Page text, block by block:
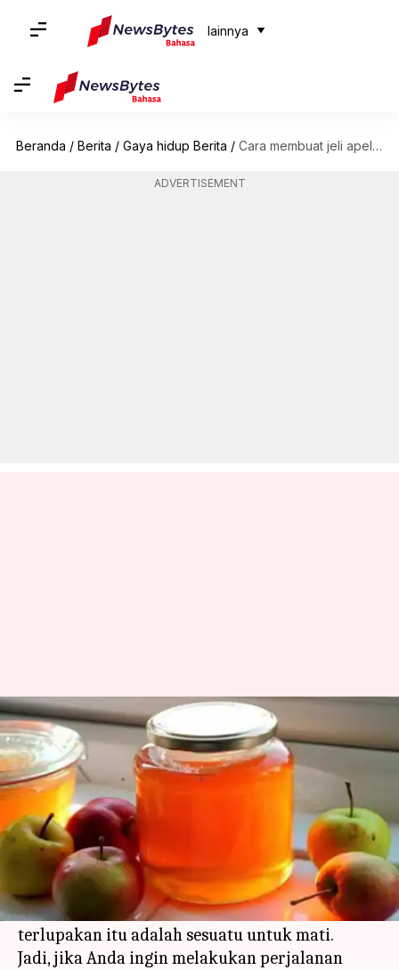
lainnya
Beranda / Berita / Gaya hidup Berita / Cara membuat jeli apel di rumah
ADVERTISEMENT
Cara membuat jeli apel di
rumah
menulis Handoko Apr 13, 2023 11:02 am
Apa ceritanya
Sebagai anak-anak, kita semua menyukai jeli
apel.
Dan mengapa tidak, rasa dan aroma yang tak
terlupakan itu adalah sesuatu untuk mati.
Jadi, jika Anda ingin melakukan perjalanan